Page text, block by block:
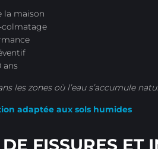
la maison
ans
les zones où l’eau s’accumule
adaptée aux sols humides
FISSURES ET